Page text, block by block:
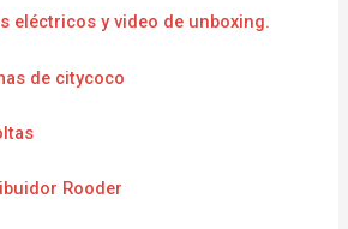
eléctricos y video de unboxing.
de citycoco
Rooder